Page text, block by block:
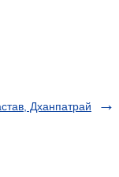
Дханпатрай